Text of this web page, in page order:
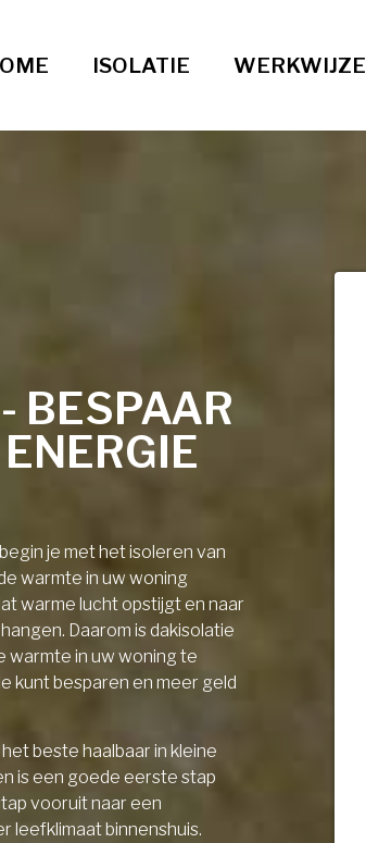
ISOLATIE WERKWIJZE
BESPAAR
je met het isoleren van
warmte in uw woning
warme lucht opstijgt en naar
Daarom is dakisolatie
warmte in uw woning te
kunt besparen en meer geld
beste haalbaar in kleine
is een goede eerste stap
vooruit naar een
leefklimaat binnenshuis.